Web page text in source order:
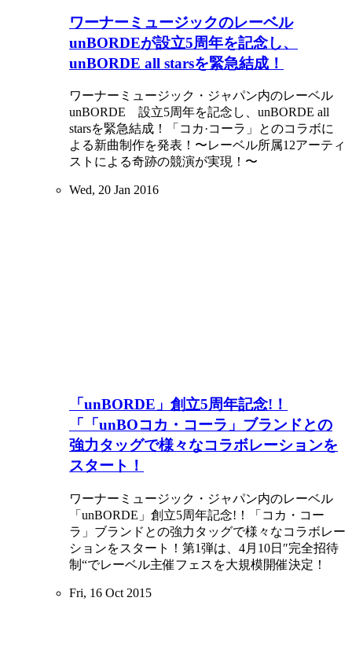
ワーナーミュージックのレーベル
unBORDEが設立5周年を記念し、
unBORDE all starsを緊急結成！
ワーナーミュージック・ジャパン内のレーベル
unBORDE 設立5周年を記念し、unBORDE all
starsを緊急結成！「コカ·コーラ」とのコラボに
よる新曲制作を発表！〜レーベル所属12アーティ
ストによる奇跡の競演が実現！〜
Wed, 20 Jan 2016
「unBORDE」創立5周年記念!！
「「unBOコカ・コーラ」ブランドとの
強力タッグで様々なコラボレーションを
スタート！
ワーナーミュージック・ジャパン内のレーベル
「unBORDE」創立5周年記念!！「コカ・コー
ラ」ブランドとの強力タッグで様々なコラボレー
ションをスタート！第1弾は、4月10日″完全招待
制“でレーベル主催フェスを大規模開催決定！
Fri, 16 Oct 2015